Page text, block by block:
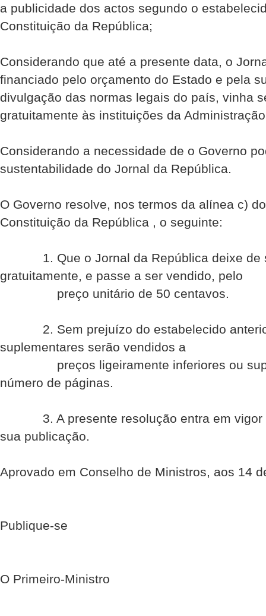
a publicidade dos actos segundo o
Constituição da República;
Considerando que até a presente data, o
financiado pelo orçamento do Estado e pela
divulgação das normas legais do país, vinha
gratuitamente às instituições da
Considerando a necessidade de o Governo
sustentabilidade do Jornal da República.
O Governo resolve, nos termos da alínea c)
Constituição da República , o seguinte:
1. Que o Jornal da República deixe de
gratuitamente, e passe a ser vendido, pelo
preço unitário de 50 centavos.
2. Sem prejuízo do estabelecido
suplementares serão vendidos a
preços ligeiramente inferiores ou
número de páginas.
3. A presente resolução entra em vigor
sua publicação.
Aprovado em Conselho de Ministros, aos 14
Publique-se
O Primeiro-Ministro